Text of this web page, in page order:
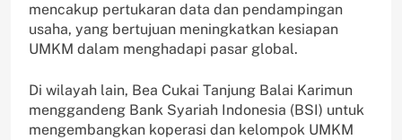
mencakup pertukaran data dan pendampingan
usaha, yang bertujuan meningkatkan kesiapan
UMKM dalam menghadapi pasar global.
Di wilayah lain, Bea Cukai Tanjung Balai Karimun
menggandeng Bank Syariah Indonesia (BSI) untuk
mengembangkan koperasi dan kelompok UMKM